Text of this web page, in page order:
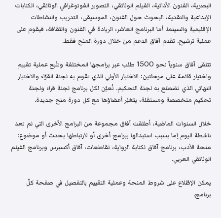
البصرية، الفنون الأدائية، الفيلم الوثائقي، التصوير الفوتوغرافي الوثائقي، الكتابات
الإبداعية والنقدية، البحوث حول الفنون، الموسيقى، التدريب والنشاطات
الإقليمية والسينما. أما البرنامج العاشر، الريادة في الفنون والثقافة، فيقوم على
عملية ترشيح. تقدم آفاق الدعم من خلال دورة المنح فقط.
تتلقى آفاق سنوياً نحو 1500 طلب عبر برامجها المختلفة وتتّبع عملية تقييم
واختيار قائمة على مرحلتين: الاختيار الأولي الذي تقوم به لجنة القرّاء والاختيار
النهائي الذي تضطلع به لجنة التحكيم. تُعيّن لكل برنامج لجنة قراء ولجنة
تحكيم متخصصة ومستقلة، يتغيّر أعضاؤها مع كل دورة منح جديدة.
خلال السنوات الماضية، أطلقت آفاق مجموعة من البرامج الأخرى التي لم تعد
ناشطة اليوم إما بسبب استبدالها ببرامج أخرى أو لارتباطها بحدث أو موضوع:
منحة الأدب، برنامج آفاق لكتابة الرواية، تقاطعات، آفاق أكسبرس وبرنامج الفيلم
الوثائقي العربي.
يمكن الإطّلاع على شروط المنحة وعملية التقييم بالتفصيل في صفحة كلّ
برنامج.